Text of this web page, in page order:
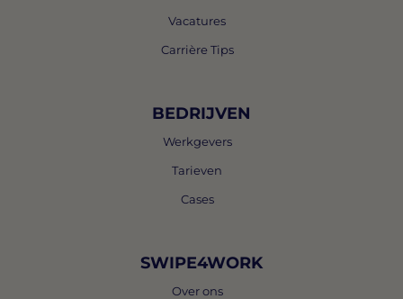
Vacatures
Carrière Tips
BEDRIJVEN
Werkgevers
Tarieven
Cases
SWIPE4WORK
Over ons